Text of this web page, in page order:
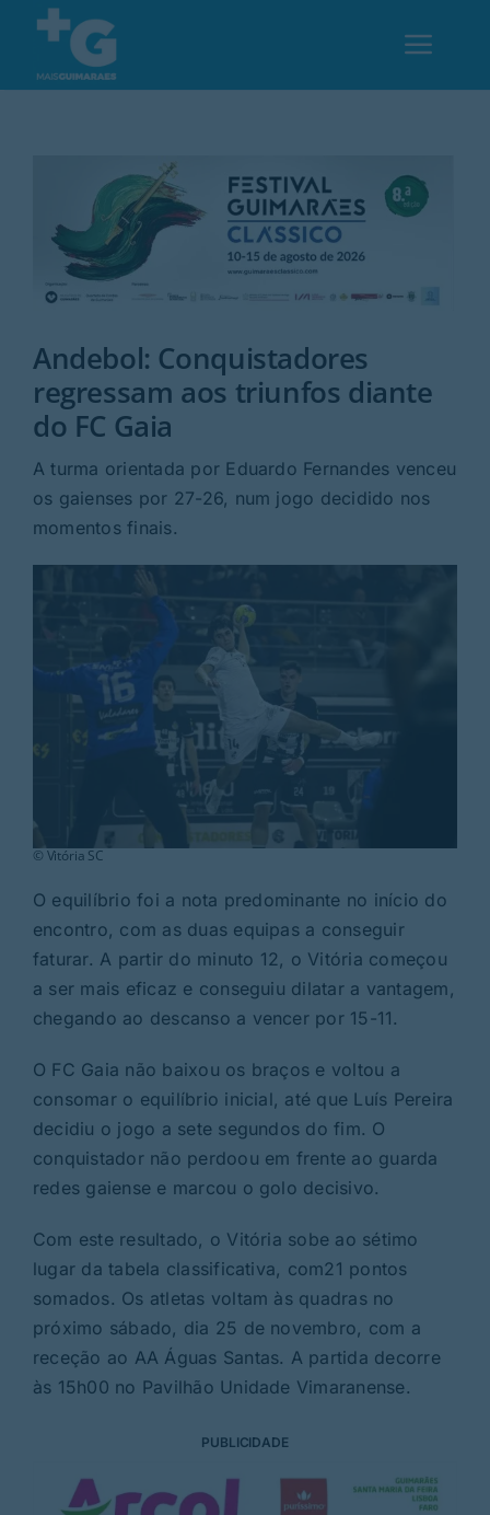
content
Desporto
Opinião
Região
Rubricas
Jornal
Search
Andebol: Conquistadores
regressam aos triunfos diante
do FC Gaia
A turma orientada por Eduardo Fernandes venceu
os gaienses por 27-26, num jogo decidido nos
momentos finais.
© Vitória SC
O equilíbrio foi a nota predominante no início do
encontro, com as duas equipas a conseguir
faturar. A partir do minuto 12, o Vitória começou
a ser mais eficaz e conseguiu dilatar a vantagem,
chegando ao descanso a vencer por 15-11.
O FC Gaia não baixou os braços e voltou a
consomar o equilíbrio inicial, até que Luís Pereira
decidiu o jogo a sete segundos do fim. O
conquistador não perdoou em frente ao guarda
redes gaiense e marcou o golo decisivo.
Com este resultado, o Vitória sobe ao sétimo
lugar da tabela classificativa, com21 pontos
somados. Os atletas voltam às quadras no
próximo sábado, dia 25 de novembro, com a
receção ao AA Águas Santas. A partida decorre
às 15h00 no Pavilhão Unidade Vimaranense.
PUBLICIDADE